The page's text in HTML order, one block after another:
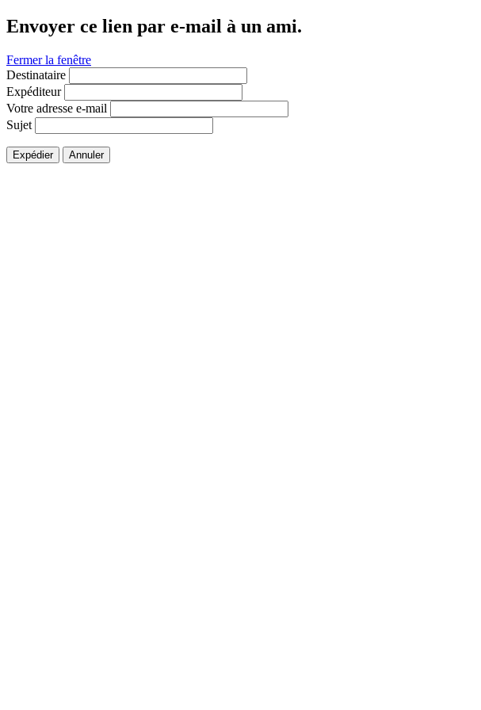
Envoyer ce lien par e-mail à un ami.
Fermer la fenêtre
Destinataire
Expéditeur
Votre adresse e-mail
Sujet
Expédier Annuler